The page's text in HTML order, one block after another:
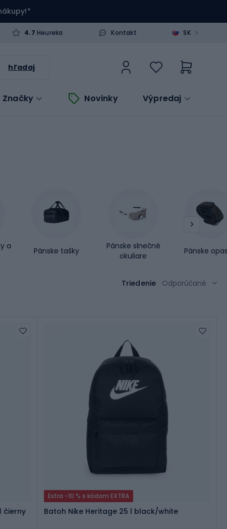
4.7 Heureka Kontakt SK >
hľadaj
Značky Novinky Výpredaj
a
Pánske tašky
Pánske slnečné
okuliare
Pánske
Triedenie
Odporúčané
čierny
Extra -10 % s kódom EXTRA
Batoh Nike Heritage 25 l black/white